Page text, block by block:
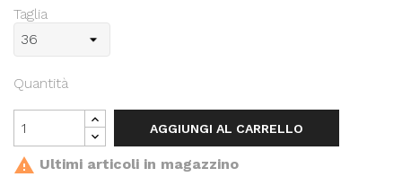
Taglia
Quantità
AGGIUNGI AL CARRELLO
 Ultimi articoli in magazzino